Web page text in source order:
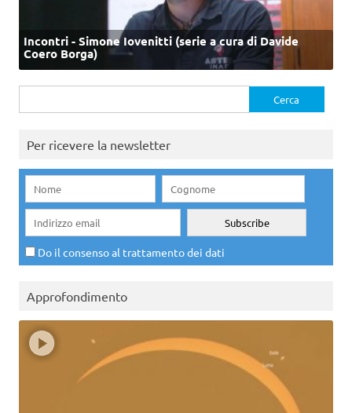
Incontri - Simone Iovenitti (serie a cura di Davide
Coero Borga)
per:
Per ricevere la newsletter
Do il consenso al trattamento dei dati
Approfondimento